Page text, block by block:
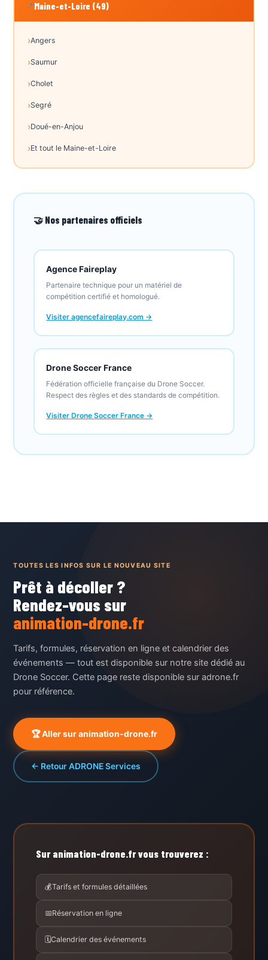
📍Maine-et-Loire (49)
Angers
Saumur
Cholet
Segré
Doué-en-Anjou
Et tout le Maine-et-Loire
🤝 Nos partenaires officiels
Agence Faireplay
Partenaire technique pour un matériel de
compétition certifié et homologué.
Visiter agencefaireplay.com →
Drone Soccer France
Fédération officielle française du Drone Soccer.
Respect des règles et des standards de compétition.
Visiter Drone Soccer France →
TOUTES LES INFOS SUR LE NOUVEAU SITE
Prêt à décoller ?
Rendez-vous sur
animation-drone.fr
Tarifs, formules, réservation en ligne et calendrier des
événements — tout est disponible sur notre site dédié au
Drone Soccer. Cette page reste disponible sur adrone.fr
pour référence.
🏆 Aller sur animation-drone.fr
← Retour ADRONE Services
Sur animation-drone.fr vous trouverez :
💰Tarifs et formules détaillées
📅Réservation en ligne
🗓️Calendrier des événements